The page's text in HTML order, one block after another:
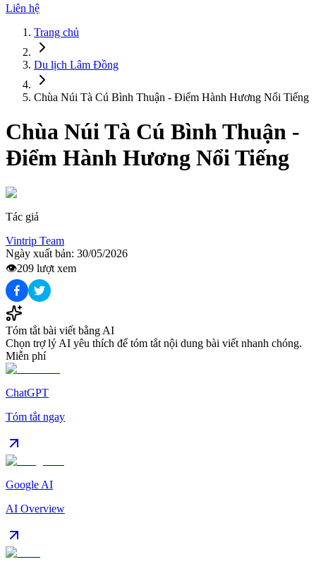
Liên hệ
Trang chủ
Du lịch Lâm Đồng
Chùa Núi Tà Cú Bình Thuận - Điểm Hành Hương Nổi Tiếng
Chùa Núi Tà Cú Bình Thuận -
Điểm Hành Hương Nổi Tiếng
Tác giả
Vintrip Team
Ngày xuất bản: 30/05/2026
👁️209 lượt xem
Tóm tắt bài viết bằng AI
Chọn trợ lý AI yêu thích để tóm tắt nội dung bài viết nhanh chóng.
Miễn phí
ChatGPT
Tóm tắt ngay
Google AI
AI Overview